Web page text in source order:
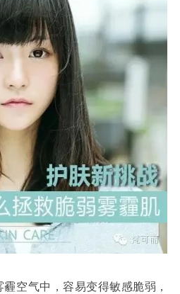
霾空气中，容易变得敏感脆弱，